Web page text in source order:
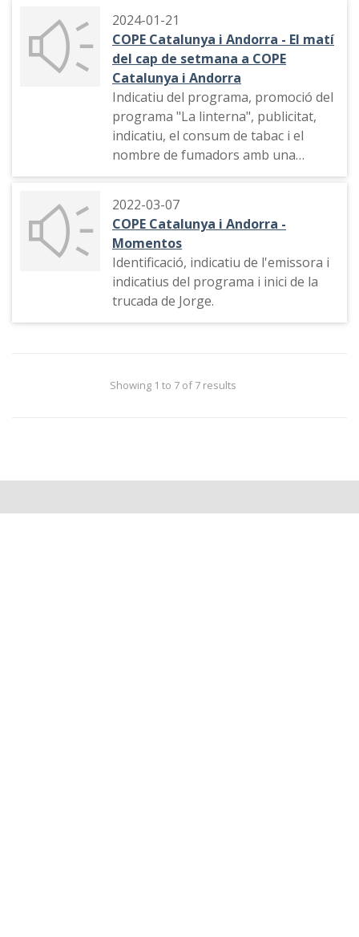
2024-01-21
COPE Catalunya i Andorra - El matí
del cap de setmana a COPE
Catalunya i Andorra
Indicatiu del programa, promoció del
programa "La linterna", publicitat,
indicatiu, el consum de tabac i el
nombre de fumadors amb una
entrevista al doctor Esteve
2022-03-07
COPE Catalunya i Andorra -
Momentos
Identificació, indicatiu de l'emissora i
indicatius del programa i inici de la
trucada de Jorge.
Showing 1 to 7 of 7 results